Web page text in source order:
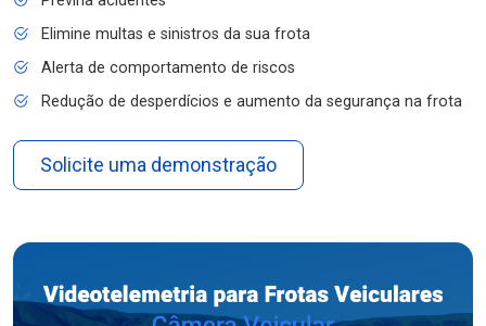
Elimine multas e sinistros da sua frota
Alerta de comportamento de riscos
Redução de desperdícios e aumento da segurança na frota
Solicite uma demonstração